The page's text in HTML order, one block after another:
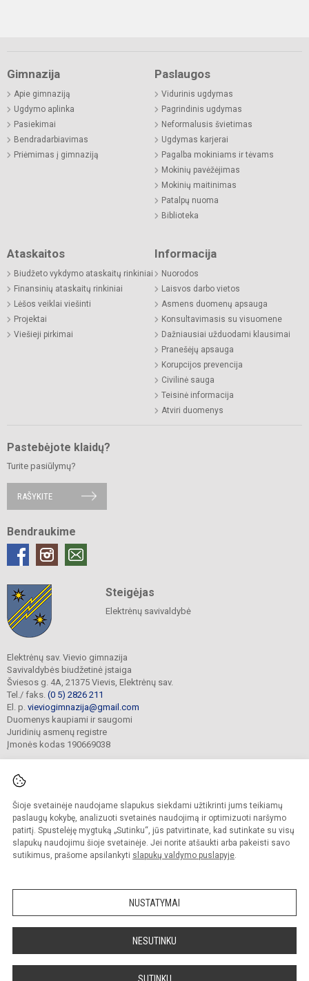
Šioje svetainėje naudojame slapukus siekdami užtikrinti jums teikiamų
paslaugų kokybę, analizuoti svetainės naudojimą ir optimizuoti naršymo
patirtį. Spustelėję mygtuką „Sutinku“, jūs patvirtinate, kad sutinkate su visų
slapukų naudojimu šioje svetainėje. Jei norite atšaukti arba pakeisti savo
sutikimus, prašome apsilankyti slapukų valdymo puslapyje.
NUSTATYMAI
NESUTINKU
SUTINKU
Gimnazija
Apie gimnaziją
Ugdymo aplinka
Pasiekimai
Bendradarbiavimas
Priėmimas į gimnaziją
Paslaugos
Vidurinis ugdymas
Pagrindinis ugdymas
Neformalusis švietimas
Ugdymas karjerai
Pagalba mokiniams ir tėvams
Mokinių pavėžėjimas
Mokinių maitinimas
Patalpų nuoma
Biblioteka
Ataskaitos
Biudžeto vykdymo ataskaitų rinkiniai
Finansinių ataskaitų rinkiniai
Lėšos veiklai viešinti
Projektai
Viešieji pirkimai
Informacija
Nuorodos
Laisvos darbo vietos
Asmens duomenų apsauga
Konsultavimasis su visuomene
Dažniausiai užduodami klausimai
Pranešėjų apsauga
Korupcijos prevencija
Civilinė sauga
Teisinė informacija
Atviri duomenys
Pastebėjote klaidų?
Turite pasiūlymų?
RAŠYKITE
Bendraukime
Steigėjas
Elektrėnų savivaldybė
Elektrėnų sav. Vievio gimnazija
Savivaldybės biudžetinė įstaiga
Šviesos g. 4A, 21375 Vievis, Elektrėnų sav.
Tel./ faks. (0 5) 2826 211
El. p. vieviogimnazija@gmail.com
Duomenys kaupiami ir saugomi
Juridinių asmenų registre
Įmonės kodas 190669038
© 2022. Elektrėnų sav. Vievio gimnazija. Visos teisės saugomos.
Kopijuoti turinį be raštiško gimnazijos sutikimo griežtai draudžiama.
Prieinamumo paraiška Slapukų valdymas
Sumanus būdas atnaujinti